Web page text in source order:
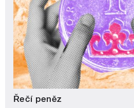
Řečí peněz